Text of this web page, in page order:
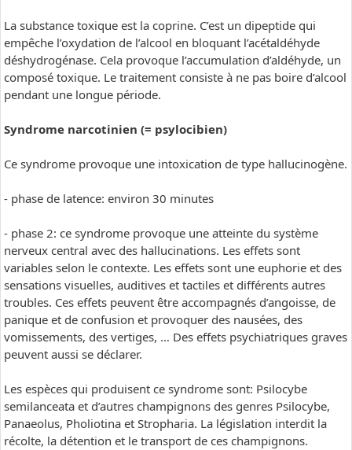
La substance toxique est la coprine. C’est un dipeptide qui
empêche l’oxydation de l’alcool en bloquant l’acétaldéhyde
déshydrogénase. Cela provoque l’accumulation d’aldéhyde, un
composé toxique. Le traitement consiste à ne pas boire d’alcool
pendant une longue période.
Syndrome narcotinien (= psylocibien)
Ce syndrome provoque une intoxication de type hallucinogène.
- phase de latence: environ 30 minutes
- phase 2: ce syndrome provoque une atteinte du système
nerveux central avec des hallucinations. Les effets sont
variables selon le contexte. Les effets sont une euphorie et des
sensations visuelles, auditives et tactiles et différents autres
troubles. Ces effets peuvent être accompagnés d’angoisse, de
panique et de confusion et provoquer des nausées, des
vomissements, des vertiges, … Des effets psychiatriques graves
peuvent aussi se déclarer.
Les espèces qui produisent ce syndrome sont: Psilocybe
semilanceata et d’autres champignons des genres Psilocybe,
Panaeolus, Pholiotina et Stropharia. La législation interdit la
récolte, la détention et le transport de ces champignons.